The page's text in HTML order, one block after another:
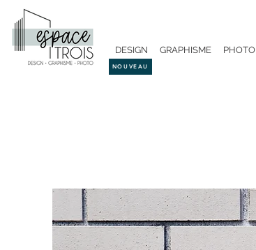
DESIGN GRAPHISME PHOTO
NOUVEAU